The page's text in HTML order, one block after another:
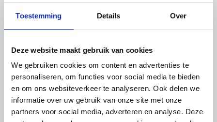
Toestemming Details Over
Deze website maakt gebruik van cookies
We gebruiken cookies om content en advertenties te
personaliseren, om functies voor social media te bieden
en om ons websiteverkeer te analyseren. Ook delen we
informatie over uw gebruik van onze site met onze
partners voor social media, adverteren en analyse. Deze
Tips
Tip 1:
Schrijf een duidelijke introductie en geef de volgende
informatie mee:
Ben je student, werkachtig of werkzoekend